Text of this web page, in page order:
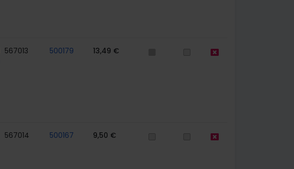
567013 500179 13,49 €
567014 500167 9,50 €